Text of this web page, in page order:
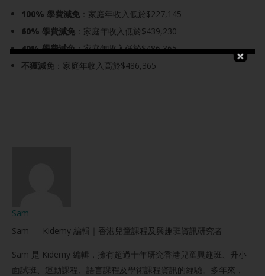
100% 學費減免 ：家庭年收入低於$227,145
60% 學費減免 ：家庭年收入低於$439,230
40% 學費減免：家庭年收入低於$486,365
不獲減免 ：家庭年收入高於$486,365
Sam
Sam — Kidemy 編輯｜香港兒童課程及興趣班資訊研究者
Sam 是 Kidemy 編輯，擁有超過十年研究香港兒童興趣班、升小
面試班、運動課程、語言課程及學術課程資訊的經驗。多年來，